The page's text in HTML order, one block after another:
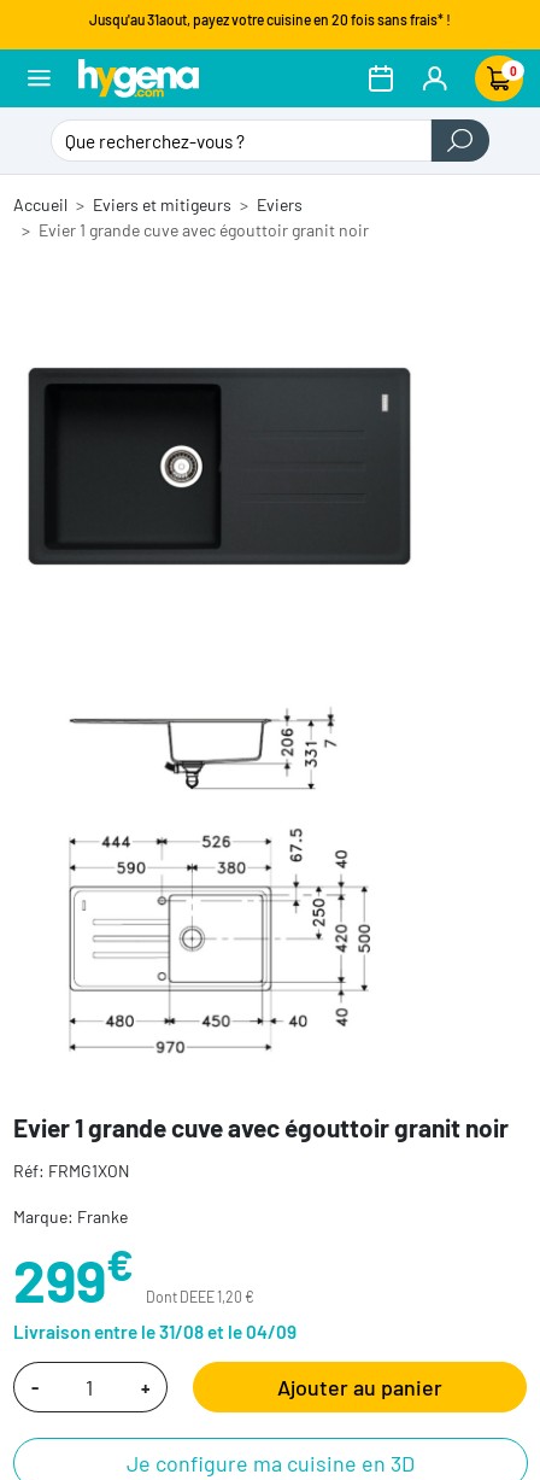
Jusqu'au 31aout, payez votre cuisine en 20 fois sans frais* !
0
Accueil Eviers et mitigeurs
Eviers
Evier 1 grande cuve avec égouttoir granit noir
Evier 1 grande cuve avec égouttoir granit noir
Réf: FRMG1XON
Marque: Franke
299€
Dont DEEE 1,20 €
Livraison entre le 31/08 et le 04/09
- + Ajouter au panier
Je configure ma cuisine en 3D